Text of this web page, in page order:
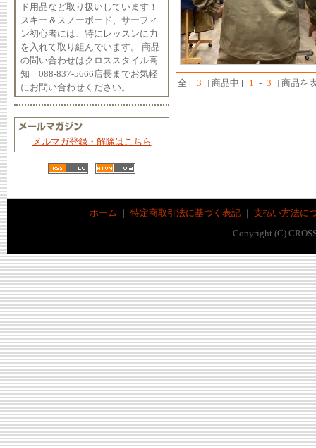
ド用品など取り扱いしています！
スキー＆スノーボード、サーフィ
ン初心者には、特にレッスンに力
を入れて取り組んでいます。 商品
の問い合わせはクロススタイル高
知 088-837-5666店長までお気軽
にお問い合わせください。
メルマガ登録・解除はこちら
全 [ 3 ] 商品中 [ 1 - 3 ] 商品を
ホーム 特定商取引法に基づく表記
支払い方法に
Copyright (C)